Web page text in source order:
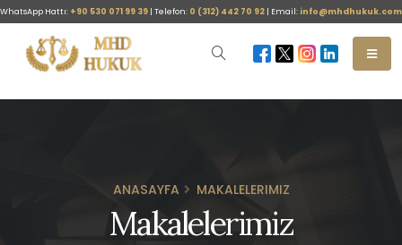
WhatsApp Hattı: +90 530 071 99 39 | Telefon: 0 (312) 442 70 92 | Email: info@mhdhukuk.com
ANASAYFA MAKALELERIMIZ
Makalelerimiz